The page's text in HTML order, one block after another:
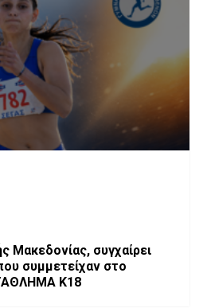
Μακεδονίας, συγχαίρει
συμμετείχαν στο
Κ18